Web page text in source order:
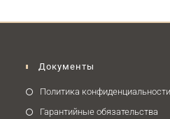
Документы
Политика конфиденциальности
Гарантийные обязательства